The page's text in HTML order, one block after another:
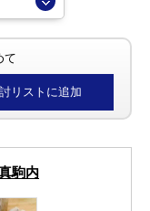
て
リストに追加
駒内